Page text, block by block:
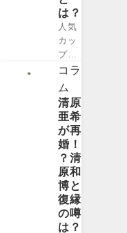
の
か？
今回
は最
新情
報を
徹底
調査
し、
e...
歴プ
ロフ
ィー
ルと
兄弟
や家
族構
成
は？
愛車
も調
査！
ラー
ズ・
ヌー
トバ
ーと
るフ
ット
サ
ル、
皆さ
んは
どれ
くら
い知
って
いま
す
か？
今回
はフ
ット
サル
は？
人気
カッ
プル
チャ
ンネ
ル・
きゅ
っぽ
んち
ゃん
ねる
のTK
エン
ター
テイ
コラ
ム
清原
亜希
が再
婚！
？清
原和
博と
復縁
の噂
は？